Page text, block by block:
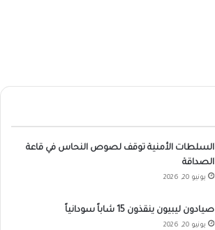
السلطات الأمنية توقف لصوص النحاس في قاعة
الصداقة
يونيو 20, 2026
صيادون ليبيون ينقذون 15 شاباً سودانياً
يونيو 20, 2026